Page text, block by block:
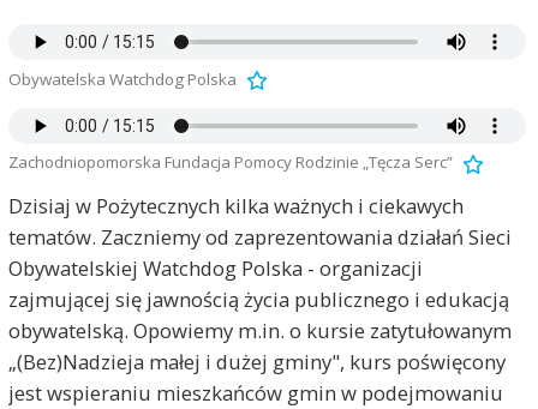
Obywatelska Watchdog Polska
Zachodniopomorska Fundacja Pomocy Rodzinie „Tęcza Serc”
Dzisiaj w Pożytecznych kilka ważnych i ciekawych
tematów. Zaczniemy od zaprezentowania działań Sieci
Obywatelskiej Watchdog Polska - organizacji
zajmującej się jawnością życia publicznego i edukacją
obywatelską. Opowiemy m.in. o kursie zatytułowanym
„(Bez)Nadzieja małej i dużej gminy", kurs poświęcony
jest wspieraniu mieszkańców gmin w podejmowaniu